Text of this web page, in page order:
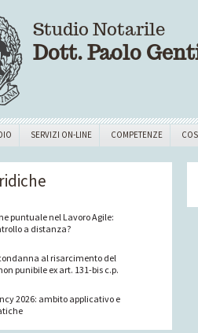
Studio Notarile
Dott. Paolo
SERVIZI ON-LINE COMPETENZE
puntuale nel Lavoro Agile:
a distanza?
al risarcimento del
punibile ex art. 131-bis c.p.
2026: ambito applicativo e